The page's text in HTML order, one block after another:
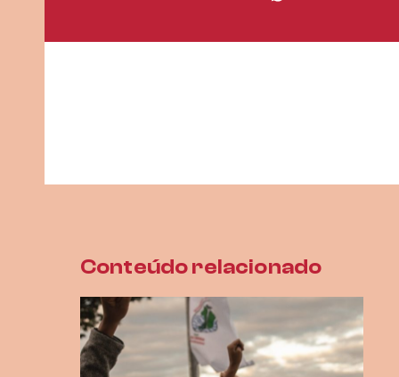
Conteúdo relacionado